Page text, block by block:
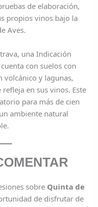
de elaboración,
propios vinos bajo la
Aves.
una Indicación
con suelos con
volcánico y lagunas,
en sus vinos. Este
para más de cien
ambiente natural
sobre Quinta de
de disfrutar de